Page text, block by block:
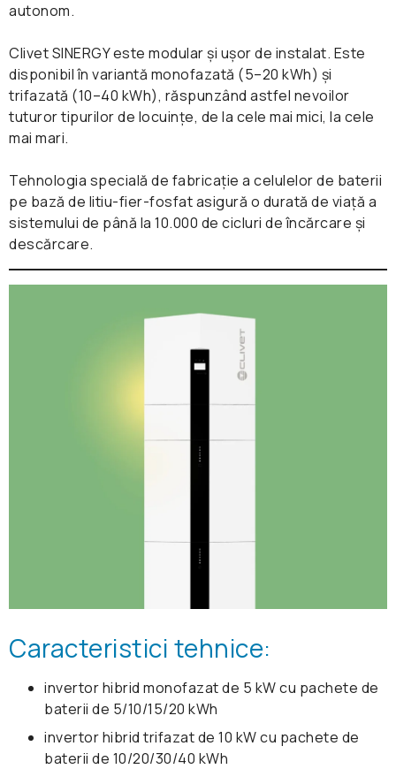
autonom.
Clivet SINERGY este modular și ușor de instalat. Este
disponibil în variantă monofazată (5–20 kWh) și
trifazată (10–40 kWh), răspunzând astfel nevoilor
tuturor tipurilor de locuințe, de la cele mai mici, la cele
mai mari.
Tehnologia specială de fabricație a celulelor de baterii
pe bază de litiu-fier-fosfat asigură o durată de viață a
sistemului de până la 10.000 de cicluri de încărcare și
descărcare.
Caracteristici tehnice:
invertor hibrid monofazat de 5 kW cu pachete de
baterii de 5/10/15/20 kWh
invertor hibrid trifazat de 10 kW cu pachete de
baterii de 10/20/30/40 kWh